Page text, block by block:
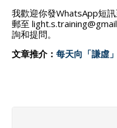
我歡迎你發WhatsApp短
郵至
詢和提問。
文章推介： 每天向「謙虛